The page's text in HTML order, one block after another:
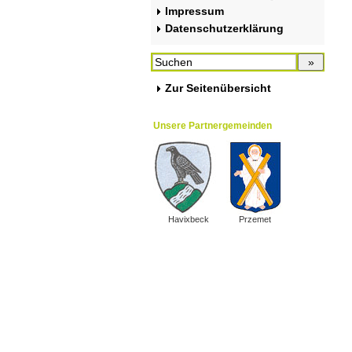
Impressum
Datenschutzerklärung
Zur Seitenübersicht
Unsere Partnergemeinden
Havixbeck Przemet